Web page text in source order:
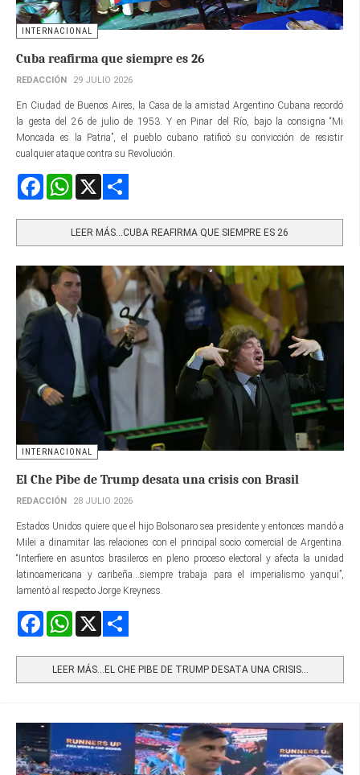
INTERNACIONAL
Cuba reafirma que siempre es 26
REDACCIÓN 29 JULIO 2026
En Ciudad de Buenos Aires, la Casa de la amistad Argentino Cubana recordó
la gesta del 26 de julio de 1953. Y en Pinar del Río, bajo la consigna “Mi
Moncada es la Patria”, el pueblo cubano ratificó su convicción de resistir
cualquier ataque contra su Revolución.
FacebookWhatsApp
LEER MÁS…CUBA REAFIRMA QUE SIEMPRE ES 26
INTERNACIONAL
El Che Pibe de Trump desata una crisis con Brasil
REDACCIÓN 28 JULIO 2026
Estados Unidos quiere que el hijo Bolsonaro sea presidente y entonces mandó a
Milei a dinamitar las relaciones con el principal socio comercial de Argentina.
“Interfiere en asuntos brasileros en pleno proceso electoral y afecta la unidad
latinoamericana y caribeña...siempre trabaja para el imperialismo yanqui”,
lamentó al respecto Jorge Kreyness.
FacebookWhatsApp
LEER MÁS…EL CHE PIBE DE TRUMP DESATA UNA CRISIS...